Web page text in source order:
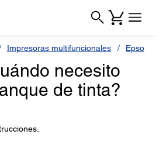
Impresoras multifuncionales Epson L
necesito
de tinta?